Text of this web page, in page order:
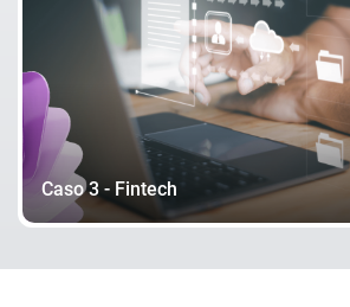
Caso 3 - Fintech